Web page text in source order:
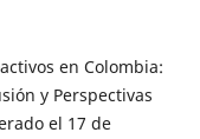
en Colombia:
y Perspectivas
el 17 de